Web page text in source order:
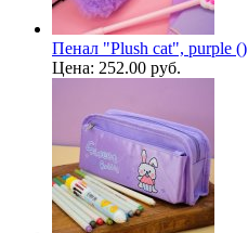
Пенал "Plush cat", purple ()
Цена: 252.00 руб.